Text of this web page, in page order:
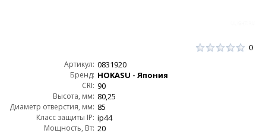
0
Артикул: 0831920
Бренд: HOKASU - Япония
CRI: 90
Высота, мм: 80,25
Диаметр отверстия, мм: 85
Класс защиты IP: ip44
Мощность, Вт: 20